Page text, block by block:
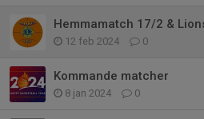
Hemmamatch 17/2 &
12 feb 2024 0
Kommande matcher
8 jan 2024 0